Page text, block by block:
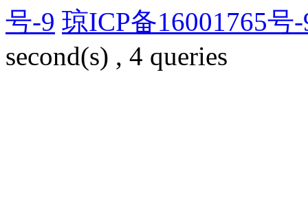
号-9 琼ICP备16001765号
second(s) , 4 queries